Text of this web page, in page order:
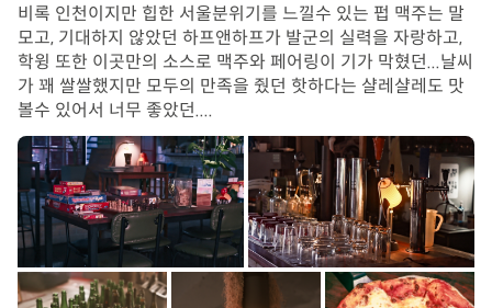
비록 인천이지만 힙한 서울분위기를 느낄수 있는 펍 맥주는 말
모고, 기대하지 않았던 하프앤하프가 발군의 실력을 자랑하고,
학윙 또한 이곳만의 소스로 맥주와 페어링이 기가 막혔던...날씨
가 꽤 쌀쌀했지만 모두의 만족을 줬던 핫하다는 샬레샬레도 맛
볼수 있어서 너무 좋았던....